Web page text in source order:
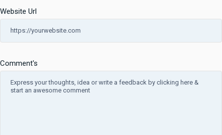
Comment's
Website Url